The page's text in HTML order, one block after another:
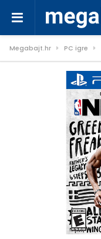
Megabajt.hr PC igre